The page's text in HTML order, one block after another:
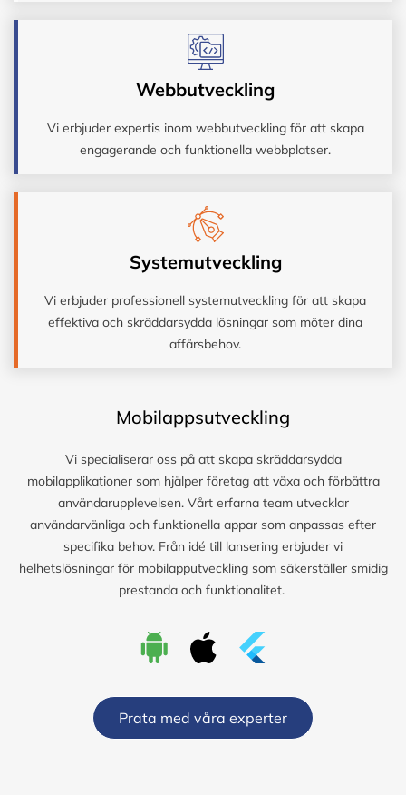
Webbutveckling
Vi erbjuder expertis inom webbutveckling för att skapa
engagerande och funktionella webbplatser.
Systemutveckling
Vi erbjuder professionell systemutveckling för att skapa
effektiva och skräddarsydda lösningar som möter dina
affärsbehov.
Mobilappsutveckling
Vi specialiserar oss på att skapa skräddarsydda
mobilapplikationer som hjälper företag att växa och förbättra
användarupplevelsen. Vårt erfarna team utvecklar
användarvänliga och funktionella appar som anpassas efter
specifika behov. Från idé till lansering erbjuder vi
helhetslösningar för mobilapputveckling som säkerställer smidig
prestanda och funktionalitet.
Prata med våra experter